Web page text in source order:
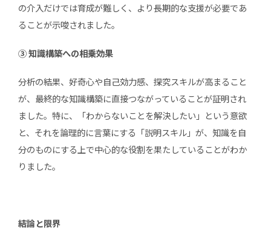
の介入だけでは育成が難しく、より長期的な支援が必要であ
ることが示唆されました。
③ 知識構築への相乗効果
分析の結果、好奇心や自己効力感、探究スキルが高まること
が、最終的な知識構築に直接つながっていることが証明され
ました。特に、「わからないことを解決したい」という意欲
と、それを論理的に言葉にする「説明スキル」が、知識を自
分のものにする上で中心的な役割を果たしていることがわか
りました。
結論と限界